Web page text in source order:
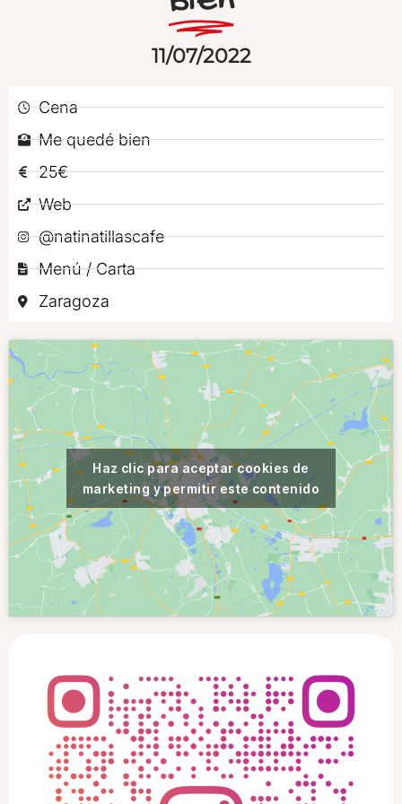
11/07/2022
Cena
Me quedé bien
25€
Web
@natinatillascafe
Menú / Carta
Zaragoza
Haz clic para aceptar cookies de
marketing y permitir este contenido